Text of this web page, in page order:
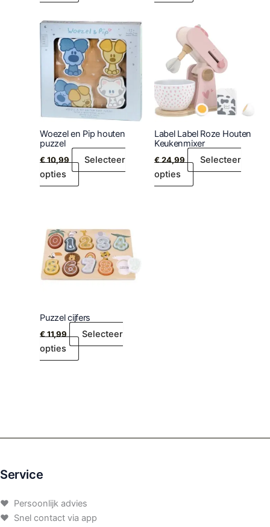
Woezel en Pip houten
puzzel
€10,99
Selecteer
opties
Label Label Roze Houten
Keukenmixer
€24,99
Selecteer
opties
Puzzel cijfers
€11,99
Selecteer
opties
Service
♥ Persoonlijk advies
♥ Snel contact via app